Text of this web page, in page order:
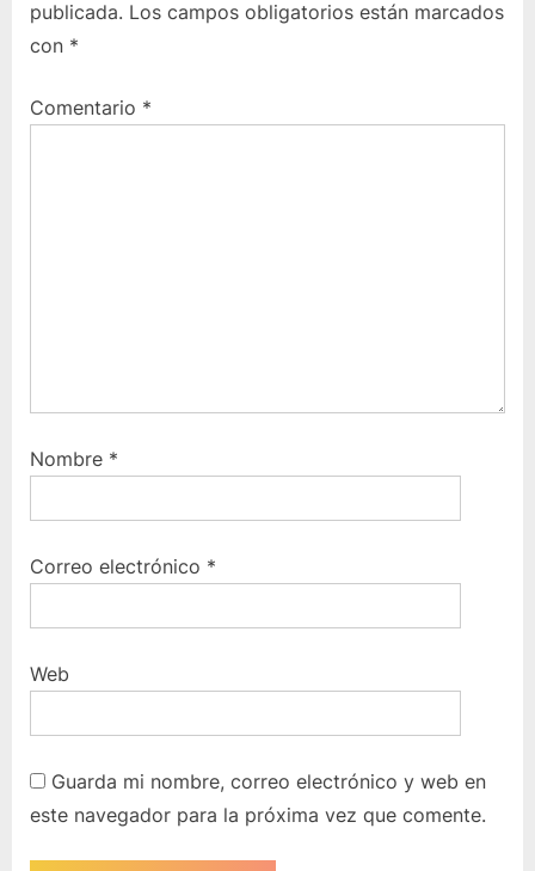
s
t
s
u
publicada. Los campos obligatorios están marcados
con *
Comentario *
Nombre *
Correo electrónico *
Web
Guarda mi nombre, correo electrónico y web en
este navegador para la próxima vez que comente.